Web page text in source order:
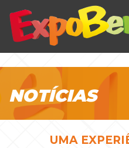
NOTÍCIAS
UMA